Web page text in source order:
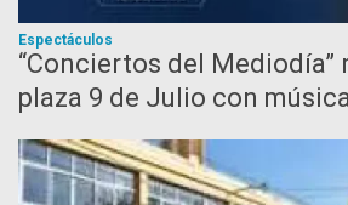
Espectáculos
“Conciertos del Mediodía”
plaza 9 de Julio con